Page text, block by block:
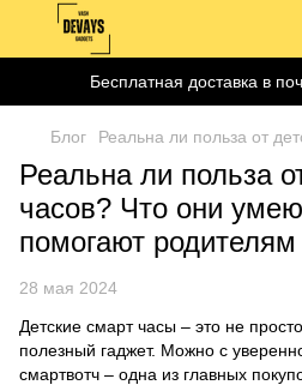
Бесплатная доставка в
Блог Реальна ли польза от
Реальна ли польза
часов? Что они
помогают родителям
28 мая 2024
Детские смарт часы – это не
полезный гаджет. Можно с
смартвотч – одна из главных